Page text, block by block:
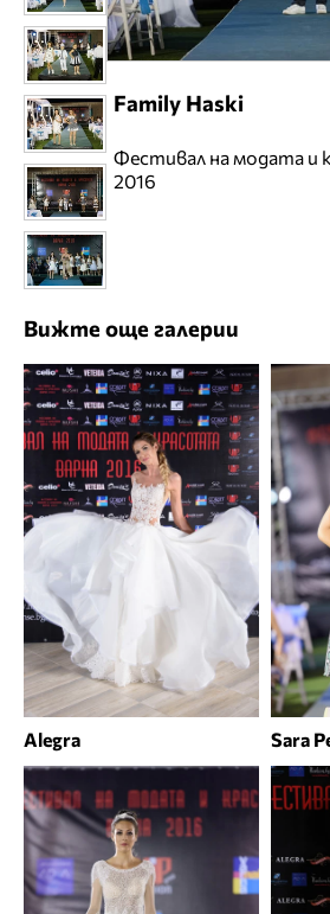
Family Haski
Фестивал на модата и
2016
Вижте още галерии
Alegra Sara